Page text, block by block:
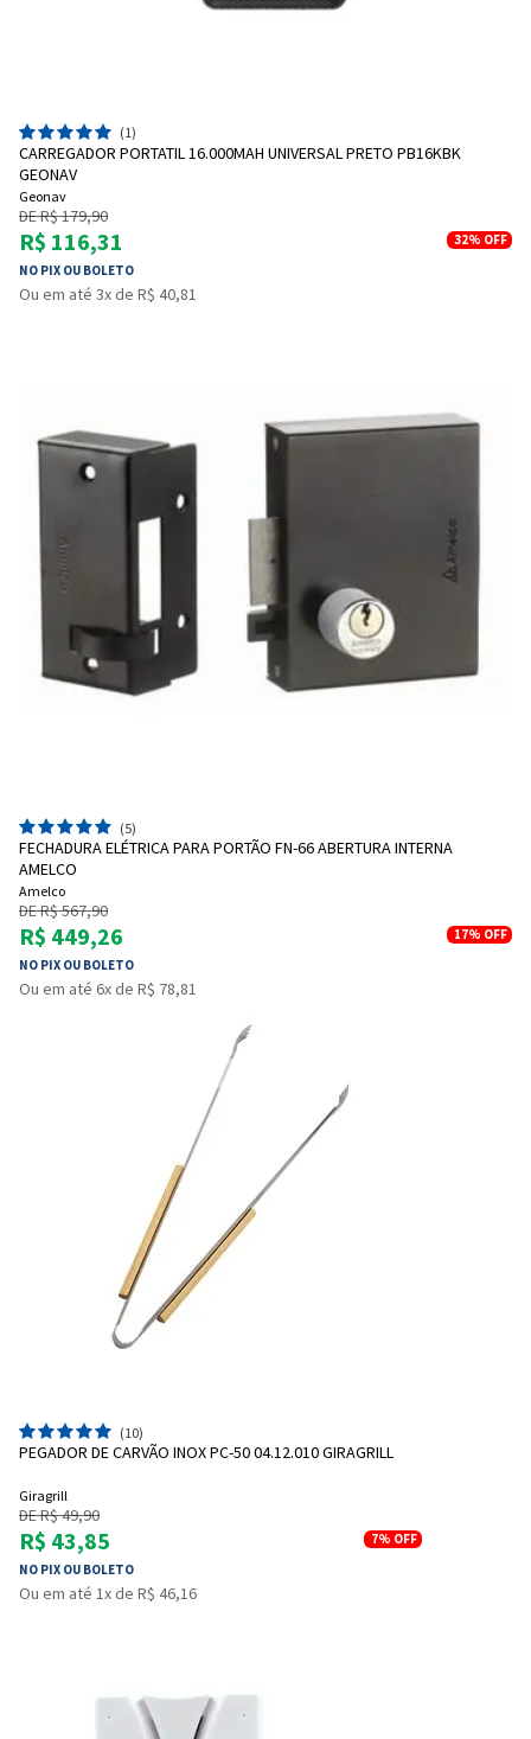
(1)
CARREGADOR PORTATIL 16.000MAH UNIVERSAL PRETO PB16KBK
GEONAV
Geonav
DE R$ 179,90
R$ 116,31
NO PIX OU BOLETO
32% OFF
Ou em até 3x de R$ 40,81
(5)
FECHADURA ELÉTRICA PARA PORTÃO FN-66 ABERTURA INTERNA
AMELCO
Amelco
DE R$ 567,90
R$ 449,26
NO PIX OU BOLETO
17% OFF
Ou em até 6x de R$ 78,81
(10)
PEGADOR DE CARVÃO INOX PC-50 04.12.010 GIRAGRILL
Giragrill
DE R$ 49,90
R$ 43,85
NO PIX OU BOLETO
7% OFF
Ou em até 1x de R$ 46,16